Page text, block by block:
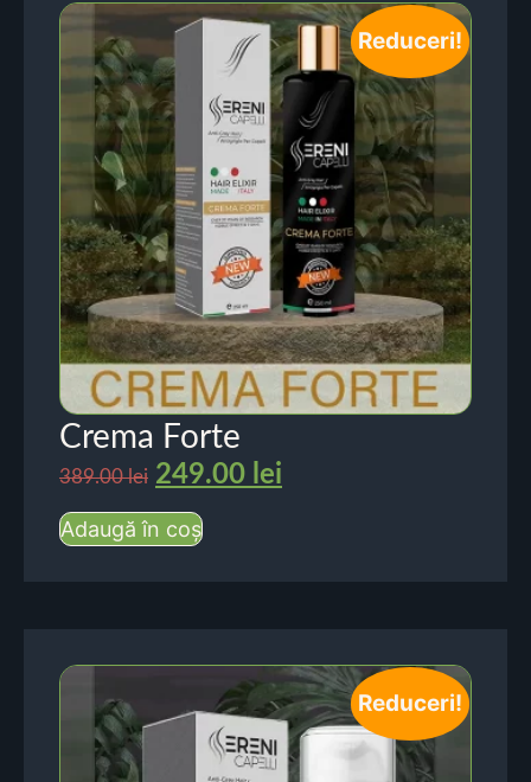
Reduceri!
Crema Forte
389.00lei 249.00 lei
Adaugă în coș
Reduceri!